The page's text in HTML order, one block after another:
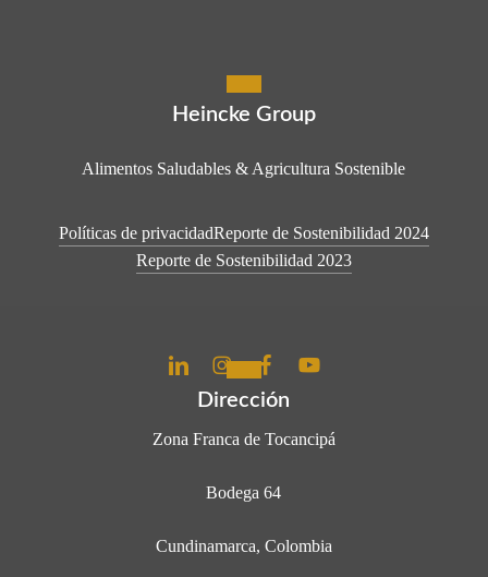
Heincke Group
Alimentos Saludables & Agricultura Sostenible
Políticas de privacidadReporte de Sostenibilidad 2024
Reporte de Sostenibilidad 2023
Dirección
Zona Franca de Tocancipá
Bodega 64
Cundinamarca, Colombia